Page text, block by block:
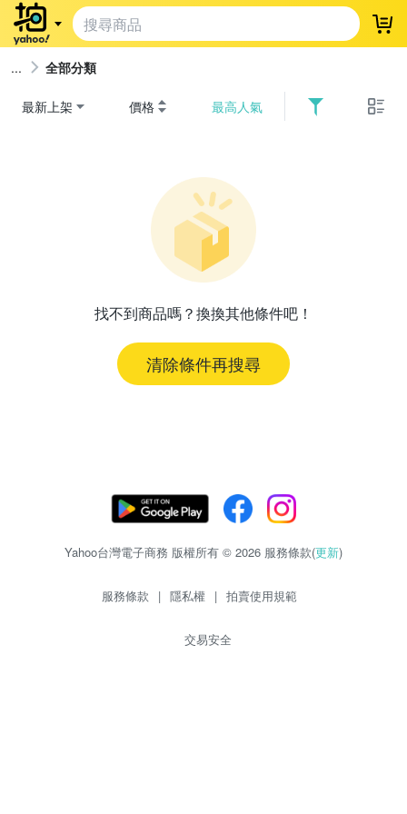
登
全部分類
最新上架 價格 最高人氣
找不到商品嗎？換換其他條件吧！
清除條件再搜尋
Yahoo台灣電子商務 版權所有 © 2026 服務條款(更新)
服務條款 | 隱私權 | 拍賣使用規範
交易安全